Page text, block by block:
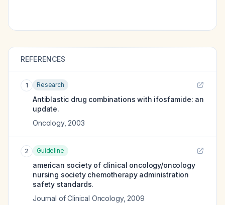
REFERENCES
1 Research
Antiblastic drug combinations with ifosfamide: an
update.
Oncology, 2003
2 Guideline
american society of clinical oncology/oncology
nursing society chemotherapy administration
safety standards.
Journal of Clinical Oncology, 2009